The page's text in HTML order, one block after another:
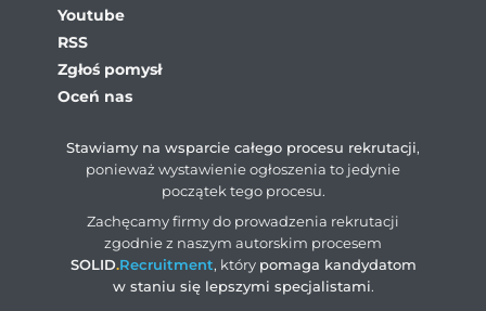
Youtube
RSS
Zgłoś pomysł
Oceń nas
Stawiamy na wsparcie całego procesu rekrutacji,
ponieważ wystawienie ogłoszenia to jedynie
początek tego procesu.
Zachęcamy firmy do prowadzenia rekrutacji
zgodnie z naszym autorskim procesem
SOLID.Recruitment, który pomaga kandydatom
w staniu się lepszymi specjalistami.